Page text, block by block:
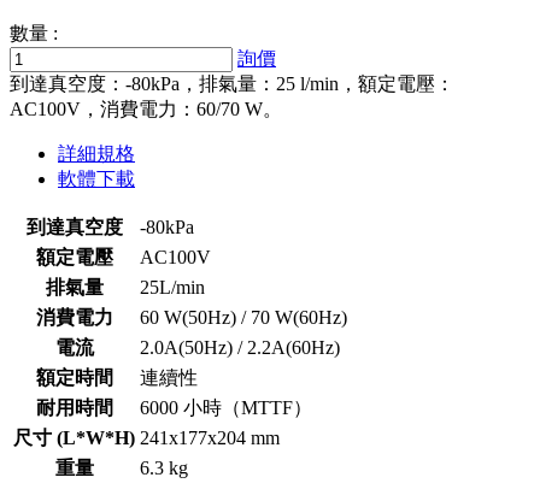
數量 :
詢價
到達真空度：-80kPa，排氣量：25 l/min，額定電壓：
AC100V，消費電力：60/70 W。
詳細規格
軟體下載
到達真空度
-80kPa
額定電壓
AC100V
排氣量
25L/min
消費電力
60 W(50Hz) / 70 W(60Hz)
電流
2.0A(50Hz) / 2.2A(60Hz)
額定時間
連續性
耐用時間
6000 小時（MTTF）
尺寸 (L*W*H) 241x177x204 mm
重量
6.3 kg